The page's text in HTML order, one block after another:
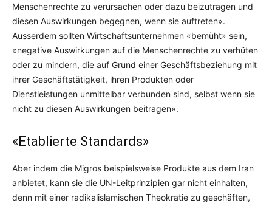
Menschenrechte zu verursachen oder dazu beizutragen und
diesen Auswirkungen begegnen, wenn sie auftreten».
Ausserdem sollten Wirtschaftsunternehmen «bemüht» sein,
«negative Auswirkungen auf die Menschenrechte zu ver­hüten
oder zu mindern, die auf Grund einer Geschäftsbeziehung mit
ihrer Geschäftstätigkeit, ihren Produkten oder
Dienstleistungen unmit­telbar verbunden sind, selbst wenn sie
nicht zu diesen Auswirkungen beitragen».
«Etablierte Standards»
Aber indem die Migros beispielsweise Produkte aus dem Iran
anbietet, kann sie die UN-Leitprinzipien gar nicht einhalten,
denn mit einer radikalislamischen Theokratie zu geschäften,